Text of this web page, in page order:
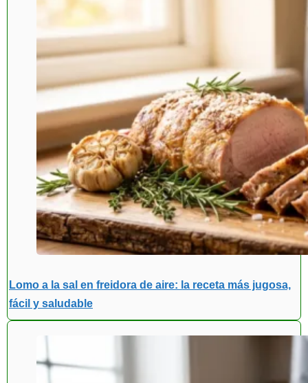
Lomo a la sal en freidora de aire: la receta más jugosa,
fácil y saludable